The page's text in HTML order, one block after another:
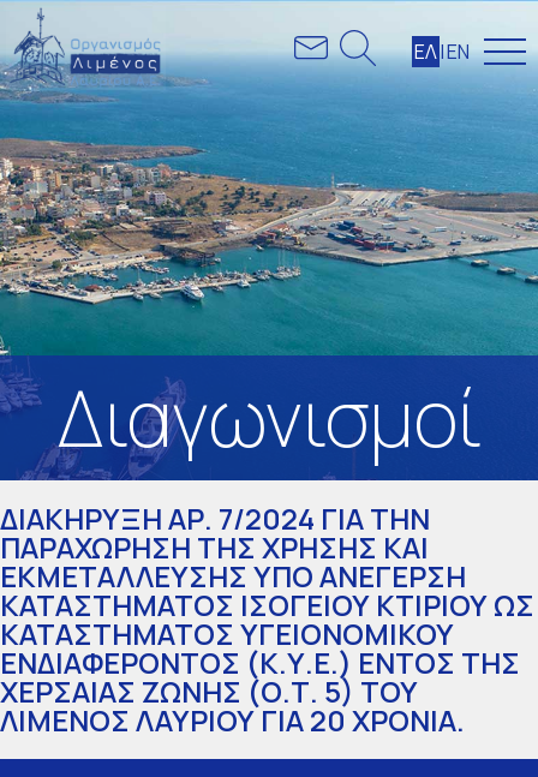
ΕΛ|ΕΝ
Διαγωνισμοί
ΔΙΑΚΗΡΥΞΗ ΑΡ. 7/2024 ΓΙΑ ΤΗΝ
ΠΑΡΑΧΩΡΗΣΗ ΤΗΣ ΧΡΗΣΗΣ ΚΑΙ
ΕΚΜΕΤΑΛΛΕΥΣΗΣ ΥΠΟ ΑΝΕΓΕΡΣΗ
ΚΑΤΑΣΤΗΜΑΤΟΣ ΙΣΟΓΕΙΟΥ ΚΤΙΡΙΟΥ ΩΣ
ΚΑΤΑΣΤΗΜΑΤΟΣ ΥΓΕΙΟΝΟΜΙΚΟΥ
ΕΝΔΙΑΦΕΡΟΝΤΟΣ (Κ.Υ.Ε.) ΕΝΤΟΣ ΤΗΣ
ΧΕΡΣΑΙΑΣ ΖΩΝΗΣ (Ο.Τ. 5) ΤΟΥ
ΛΙΜΕΝΟΣ ΛΑΥΡΙΟΥ ΓΙΑ 20 ΧΡΟΝΙΑ.